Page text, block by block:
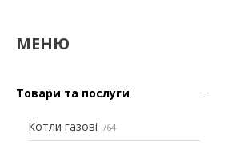
Товари та послуги
Котли газові 64